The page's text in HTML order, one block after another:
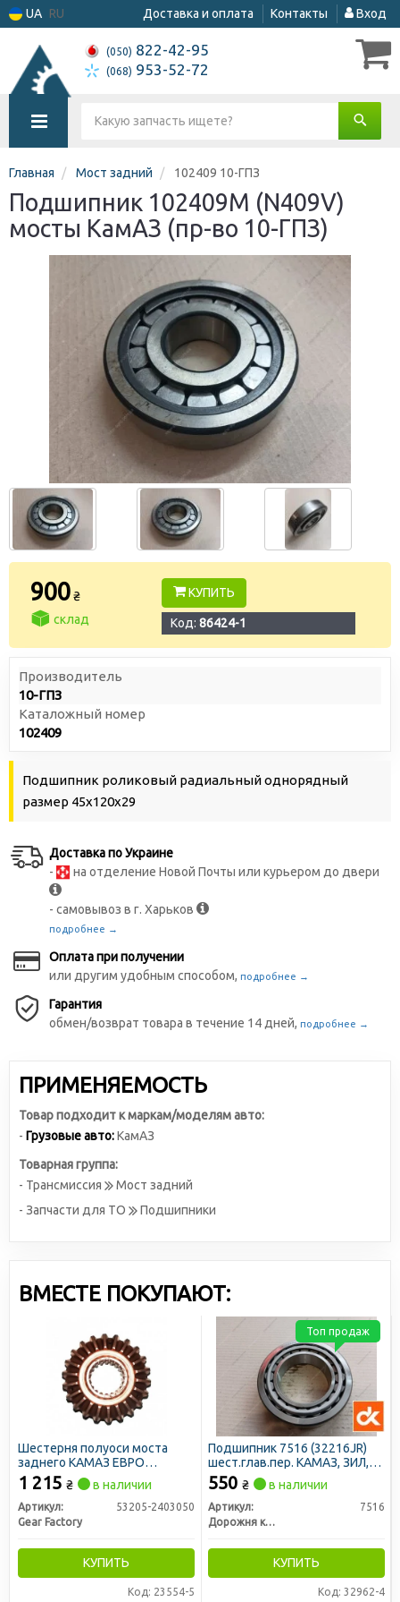
UA RU Доставка и оплата Контакты Вход
(050) 822-42-95
(068) 953-52-72
Главная Мост задний 102409 10-ГПЗ
Подшипник 102409М (N409V)
мосты КамАЗ (пр-во 10-ГПЗ)
900₴
склад
КУПИТЬ
Код: 86424-1
Производитель
10-ГПЗ
Каталожный номер
102409
Подшипник роликовый радиальный однорядный
размер 45х120х29
Доставка по Украине
-
на отделение Новой Почты или курьером до двери
- самовывоз в г. Харьков
подробнее →
Оплата при получении
или другим удобным способом, подробнее →
Гарантия
обмен/возврат товара в течение 14 дней, подробнее →
ПРИМЕНЯЕМОСТЬ
Товар подходит к маркам/моделям авто:
- Грузовые авто:КамАЗ
Товарная группа:
- Трансмиссия
Мост задний
- Запчасти для ТО
Подшипники
ВМЕСТЕ ПОКУПАЮТ:
Шестерня полуоси моста
заднего КАМАЗ ЕВРО
Z=20х22 (GF)
1 215 ₴ в наличии
Артикул:
53205-2403050
Gear Factory
КУПИТЬ
Код: 23554-5
Подшипник 7516 (32216JR)
шест.глав.пер. КАМАЗ, ЗИЛ,
ступ.ЗИЛ <ДК>
550 ₴ в наличии
Артикул:
7516
Дорожня карта
КУПИТЬ
Код: 32962-4
Топ продаж